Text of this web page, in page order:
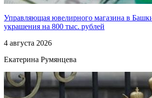
Управляющая ювелирного магазина в
украшения на 800 тыс. рублей
4 августа 2026
Екатерина Румянцева